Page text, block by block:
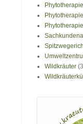
Phytotherapie
Spitzwegerich
Wildkräuter